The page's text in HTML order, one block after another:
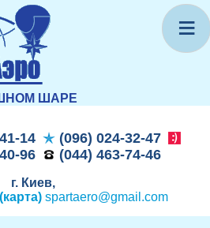
ШАРЕ
14
(096) 024-32-47
96
(044) 463-74-46
г. Киев,
(карта) spartaero@gmail.com
≡